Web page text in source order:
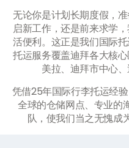
无论你是计划长期度假，
启新工作，还是前来求学
活便利。这正是我们国际
托运服务覆盖迪拜各大核
美拉、迪拜市中心、
凭借25年国际行李托运经
全球的仓储网点、专业的
队，使我们当之无愧成